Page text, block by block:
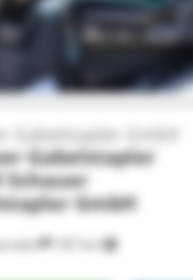
187 km
Gabelstapler GmbH
Gabelstapler
Schauer
GmbH